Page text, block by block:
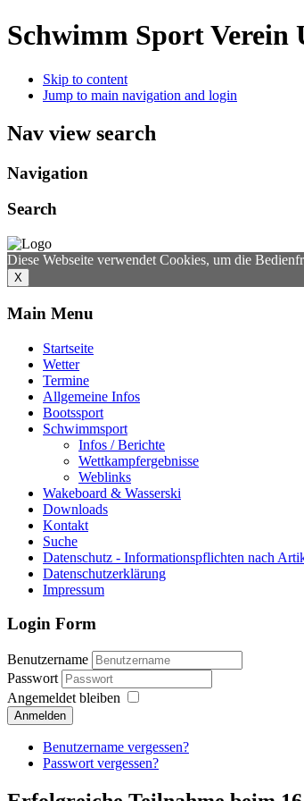
Schwimm Sport Verein
Skip to content
Jump to main navigation and login
Nav view search
Navigation
Search
Diese Webseite verwendet Cookies, um die
X
Main Menu
Startseite
Wetter
Termine
Allgemeine Infos
Bootssport
Schwimmsport
Infos / Berichte
Wettkampfergebnisse
Weblinks
Wakeboard & Wasserski
Downloads
Kontakt
Suche
Datenschutz - Informationspflichten nach
Datenschutzerklärung
Impressum
Login Form
Benutzername
Passwort
Angemeldet bleiben
Anmelden
Benutzername vergessen?
Passwort vergessen?